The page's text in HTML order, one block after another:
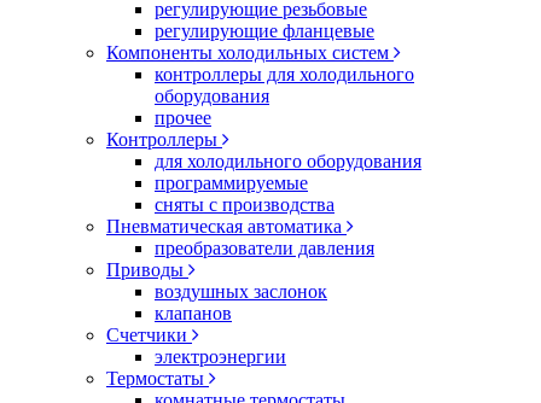
регулирующие резьбовые
регулирующие фланцевые
Компоненты холодильных систем
контроллеры для холодильного
оборудования
прочее
Контроллеры
для холодильного оборудования
программируемые
сняты с производства
Пневматическая автоматика
преобразователи давления
Приводы
воздушных заслонок
клапанов
Счетчики
электроэнергии
Термостаты